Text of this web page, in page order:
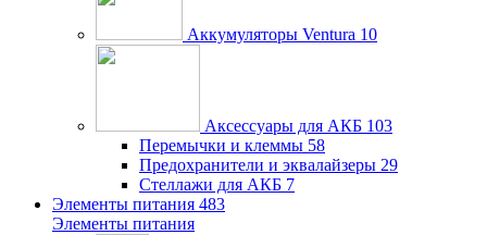
Аккумуляторы Ventura 10
Аксессуары для АКБ 103
Перемычки и клеммы 58
Предохранители и эквалайзеры 29
Стеллажи для АКБ 7
Элементы питания 483
Элементы питания